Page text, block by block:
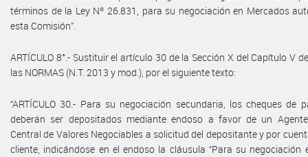
términos de la Ley Nº 26.831, para su negociación en Mercados
esta Comisión”.
ARTÍCULO 8°.- Sustituir el artículo 30 de la Sección X del Capítulo V
las NORMAS (N.T. 2013 y mod.), por el siguiente texto:
“ARTÍCULO 30.- Para su negociación secundaria, los cheques de
deberán ser depositados mediante endoso a favor de un
Central de Valores Negociables a solicitud del depositante y por
cliente, indicándose en el endoso la cláusula “Para su negociación